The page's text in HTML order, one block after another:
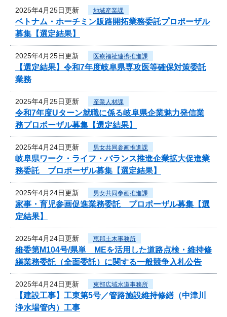
2025年4月25日更新 地域産業課
ベトナム・ホーチミン販路開拓業務委託プロポーザル
募集【選定結果】
2025年4月25日更新 医療福祉連携推進課
【選定結果】令和7年度岐阜県専攻医等確保対策委託
業務
2025年4月25日更新 産業人材課
令和7年度Uターン就職に係る岐阜県企業魅力発信業
務プロポーザル募集【選定結果】
2025年4月24日更新 男女共同参画推進課
岐阜県ワーク・ライフ・バランス推進企業拡大促進業
務委託 プロポーザル募集【選定結果】
2025年4月24日更新 男女共同参画推進課
家事・育児参画促進業務委託 プロポーザル募集【選
定結果】
2025年4月24日更新 恵那土木事務所
維委第M104号/県単 MEを活用した道路点検・維持修
繕業務委託（全面委託）に関する一般競争入札公告
2025年4月24日更新 東部広域水道事務所
【建設工事】工東第5号／管路施設維持修繕（中津川
浄水場管内）工事